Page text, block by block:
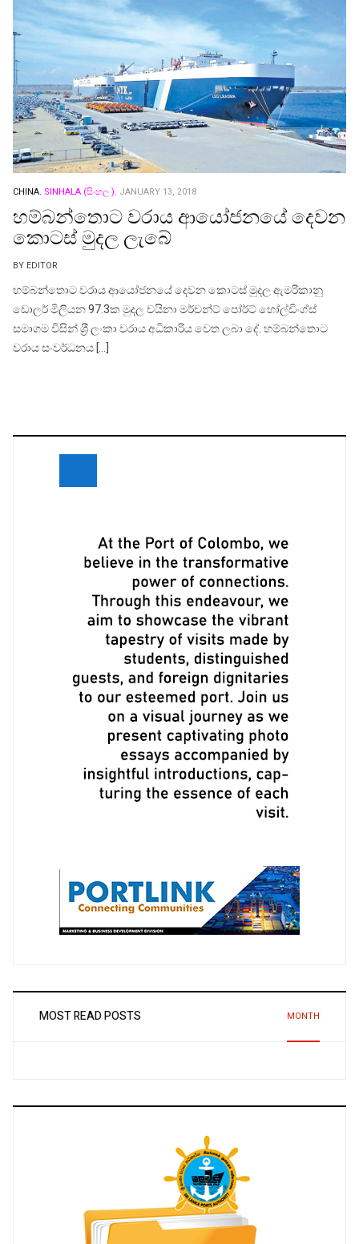
CHINA. SINHALA (සිංහල ). JANUARY 13, 2018
හම්බන්තොට වරාය ආයෝජනයේ දෙවන
කොටස් මුදල ලැබේ
BY EDITOR
හම්බන්තොට වරාය ආයෝජනයේ දෙවන කොටස් මුදල ඇමරිකානු
ඩොලර් මිලියන 97.3ක මුදල චයිනා මර්චන්ට් පෝර්ට් හෝල්ඩිංග්ස්
සමාගම විසින් ශ‍්‍රී ලංකා වරාය අධිකාරිය වෙත ලබා දේ. හම්බන්තොට
වරාය සංවර්ධනය […]
MOST READ POSTS MONTH